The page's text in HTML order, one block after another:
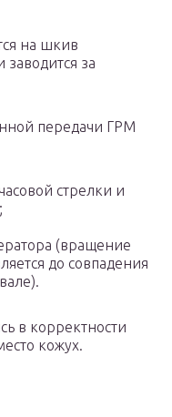
на шкив
заводится за
передачи ГРМ
стрелки и
(вращение
до совпадения
в корректности
кожух.